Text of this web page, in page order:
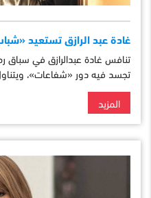
غادة عبد الرازق تستعيد
تنافس غادة عبدالرازق في سباق
تجسد فيه دور «شفاعات»،
المزيد